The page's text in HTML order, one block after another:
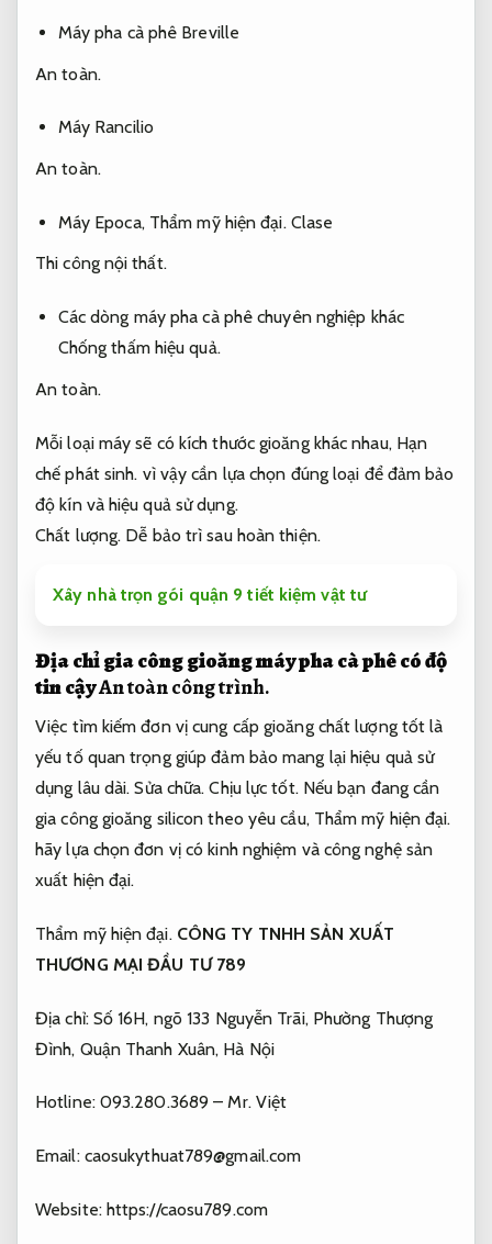
Máy pha cà phê Breville
An toàn.
Máy Rancilio
An toàn.
Máy Epoca, Thẩm mỹ hiện đại.Clase
Thi công nội thất.
Các dòng máy pha cà phê chuyên nghiệp khác
Chống thấm hiệu quả.
An toàn.
Mỗi loại máy sẽ có kích thước gioăng khác nhau, Hạn
chế phát sinh. vì vậy cần lựa chọn đúng loại để đảm bảo
độ kín và hiệu quả sử dụng.
Chất lượng. Dễ bảo trì sau hoàn thiện.
Xây nhà trọn gói quận 9 tiết kiệm vật tư
Địa chỉ gia công gioăng máy pha cà phê có độ
tin cậyAn toàn công trình.
Việc tìm kiếm đơn vị cung cấp gioăng chất lượng tốt là
yếu tố quan trọng giúp đảm bảo mang lại hiệu quả sử
dụng lâu dài.Sửa chữa. Chịu lực tốt.Nếu bạn đang cần
gia công gioăng silicon theo yêu cầu, Thẩm mỹ hiện đại.
hãy lựa chọn đơn vị có kinh nghiệm và công nghệ sản
xuất hiện đại.
Thẩm mỹ hiện đại. CÔNG TY TNHH SẢN XUẤT
THƯƠNG MẠI ĐẦU TƯ 789
Địa chỉ: Số 16H, ngõ 133 Nguyễn Trãi, Phường Thượng
Đình, Quận Thanh Xuân, Hà Nội
Hotline: 093.280.3689 – Mr. Việt
Email: caosukythuat789@gmail.com
Website: https://caosu789.com